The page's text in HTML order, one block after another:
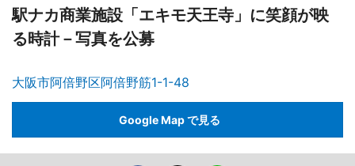
駅ナカ商業施設「エキモ天王寺」に笑顔が映
る時計－写真を公募
大阪市阿倍野区阿倍野筋1-1-48
Google Map で見る